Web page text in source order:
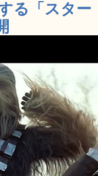
る「スタ